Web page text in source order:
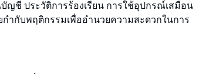
ชี ประวัติการร้องเรียน การใช้อุปกรณ์เสมือน
ำกับพฤติกรรมเพื่ออำนวยความสะดวกในการ